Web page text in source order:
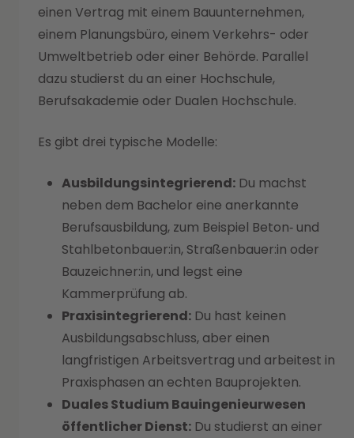
einen Vertrag mit einem Bauunternehmen,
einem Planungsbüro, einem Verkehrs- oder
Umweltbetrieb oder einer Behörde. Parallel
dazu studierst du an einer Hochschule,
Berufsakademie oder Dualen Hochschule.
Es gibt drei typische Modelle:
Ausbildungsintegrierend: Du machst
neben dem Bachelor eine anerkannte
Berufsausbildung, zum Beispiel Beton‑ und
Stahlbetonbauer:in, Straßenbauer:in oder
Bauzeichner:in, und legst eine
Kammerprüfung ab.
Praxisintegrierend: Du hast keinen
Ausbildungsabschluss, aber einen
langfristigen Arbeitsvertrag und arbeitest in
Praxisphasen an echten Bauprojekten.
Duales Studium Bauingenieurwesen
öffentlicher Dienst: Du studierst an einer